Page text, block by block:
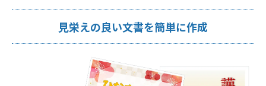
見栄えの良い文書を簡単に作成